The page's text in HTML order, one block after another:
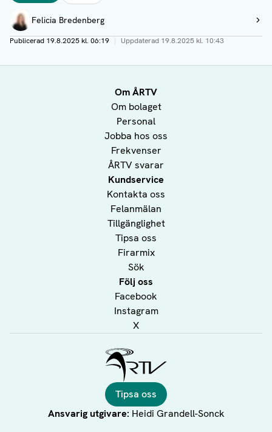
Författare
Felicia Bredenberg
Visa profil
Publicerad 19.8.2025 kl. 06:19 | Uppdaterad 19.8.2025 kl. 10:43
Om ÅRTV
Om bolaget
Personal
Jobba hos oss
Frekvenser
ÅRTV svarar
Kundservice
Kontakta oss
Felanmälan
Tillgänglighet
Tipsa oss
Firarmix
Sök
Följ oss
Facebook
Instagram
X
Tipsa oss
Ansvarig utgivare: Heidi Grandell-Sonck